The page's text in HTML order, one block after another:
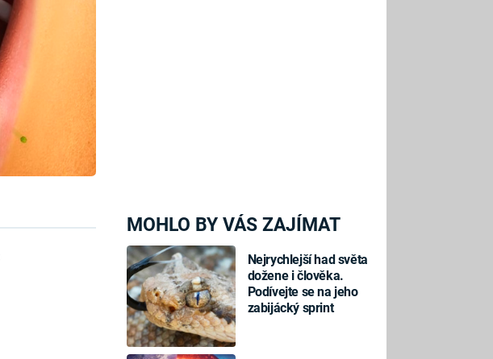
MOHLO BY VÁS ZAJÍMAT
Nejrychlejší had světa
dožene i člověka.
Podívejte se na jeho
zabijácký sprint